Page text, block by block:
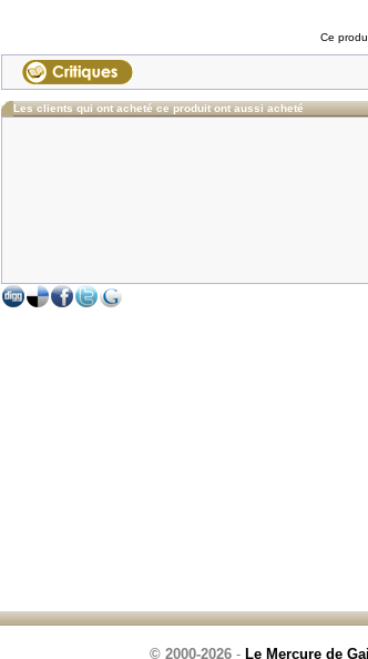
Ce
Les clients qui ont acheté ce produit ont aussi acheté
© 2000-2026 - Le Mercure de